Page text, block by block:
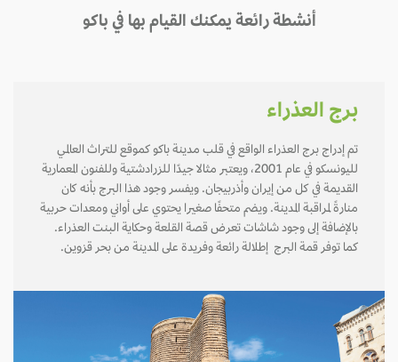
أنشطة رائعة يمكنك القيام بها في باكو
برج العذراء
تم إدراج برج العذراء الواقع في قلب مدينة باكو كموقع للتراث العالمي
لليونسكو في عام 2001، ويعتبر مثالا جيدًا للزرادشتية وللفنون المعمارية
القديمة في كل من إيران وأذربيجان. ويفسر وجود هذا البرج بأنه كان
منارةً لمراقبة المدينة. ويضم متحفًا صغيرا يحتوي على أواني ومعدات حربية
بالإضافة إلى وجود شاشات تعرض قصة القلعة وحكاية البنت العذراء.
كما توفر قمة البرج إطلالة رائعة وفريدة على المدينة من بحر قزوين.